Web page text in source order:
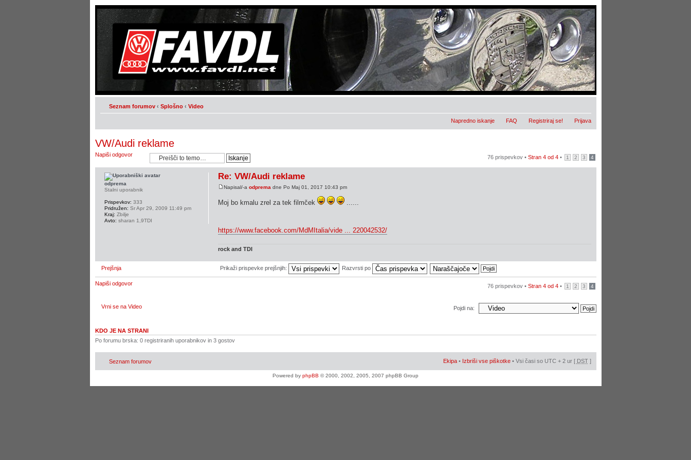
Seznam forumov ‹ Splošno ‹ Video
Napredno iskanje FAQ Registriraj se! Prijava
VW/Audi reklame
Napiši odgovor 76 prispevkov • Stran 4od 4• 1 2 3 4
Re: VW/Audi reklame
Napisal/-a odprema dne Po Maj 01, 2017 10:43 pm
Moj bo kmalu zrel za tek filmček ......
https://www.facebook.com/MdMItalia/vide ... 220042532/
rock and TDI
odprema
Stalni uporabnik
Prispevkov: 333
Pridružen: Sr Apr 29, 2009 11:49 pm
Kraj: Zbilje
Avto: sharan 1,9TDI
Prejšnja Prikaži prispevke prejšnjih: Razvrsti po
Napiši odgovor 76 prispevkov • Stran 4od 4• 1 2 3 4
Vrni se na Video Pojdi na:
KDO JE NA STRANI
Po forumu brska: 0 registriranih uporabnikov in 3 gostov
Seznam forumov Ekipa• Izbriši vse piškotke • Vsi časi so UTC + 2 ur [ DST]
Powered by phpBB © 2000, 2002, 2005, 2007 phpBB Group